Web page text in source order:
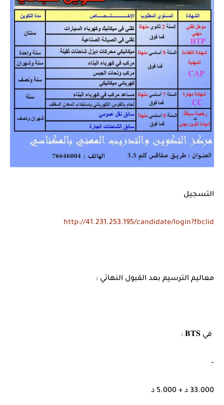
التسجيل
http://41.231.253.195/candidate/login?fbclid
معاليم الترسيم بعد القبول النهائي :
في 𝐁𝐓𝐒 :
–
33.000 د + 5.000 د